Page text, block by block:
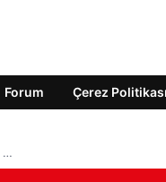
Forum Çerez Politikası
…